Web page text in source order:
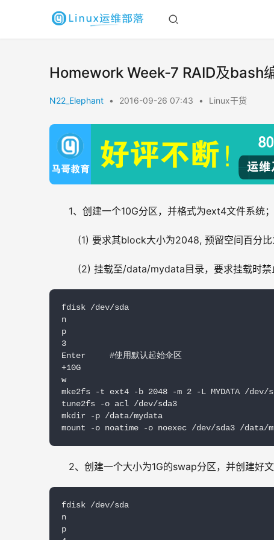
Homework Week-7 RAID及bash
N22_Elephant • 2016-09-26 07:43 • Linux干货
1、创建一个10G分区，并格式为ext4文件系统；
(1) 要求其block大小为2048, 预留空间百分比
(2) 挂载至/data/mydata目录，要求挂载时禁
fdisk /dev/sda
n
p
3
Enter     #使用默认起始伞区
+10G
w
mke2fs -t ext4 -b 2048 -m 2 -L MYDATA /dev/
tune2fs -o acl /dev/sda3
mkdir -p /data/mydata
mount -o noatime -o noexec /dev/sda3 /data/
2、创建一个大小为1G的swap分区，并创建好文
fdisk /dev/sda
n
p